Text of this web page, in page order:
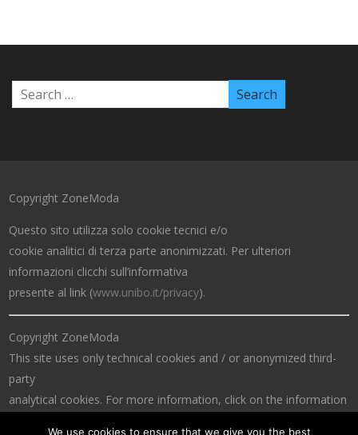
Copyright ZoneModa
Questo sito utilizza solo cookie tecnici e/o
cookie analitici di terza parte anonimizzati. Per ulteriori
informazioni clicchi sull’informativa
presente al link (www.unibo.it/privacy).
Copyright ZoneModa
This site uses only technical cookies and / or anonymized third-
party
analytical cookies. For more information, click on the information
We use cookies to ensure that we give you the best